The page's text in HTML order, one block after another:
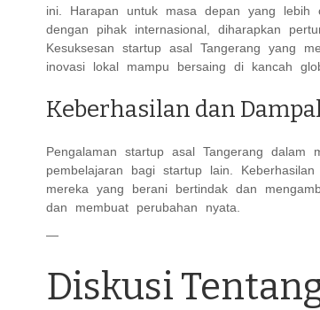
ini. Harapan untuk masa depan yang lebih
dengan pihak internasional, diharapkan
Kesuksesan startup asal Tangerang yang
inovasi lokal mampu bersaing di kancah
Keberhasilan dan
Pengalaman startup asal Tangerang dalam
pembelajaran bagi startup lain.
mereka yang berani bertindak dan
dan membuat perubahan nyata.
—
Diskusi